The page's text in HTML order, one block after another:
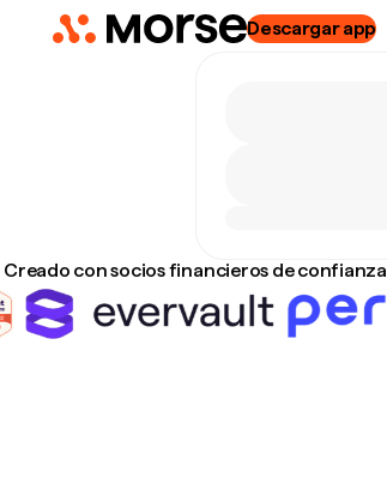
Descargar app
Creado con socios financieros de confianza